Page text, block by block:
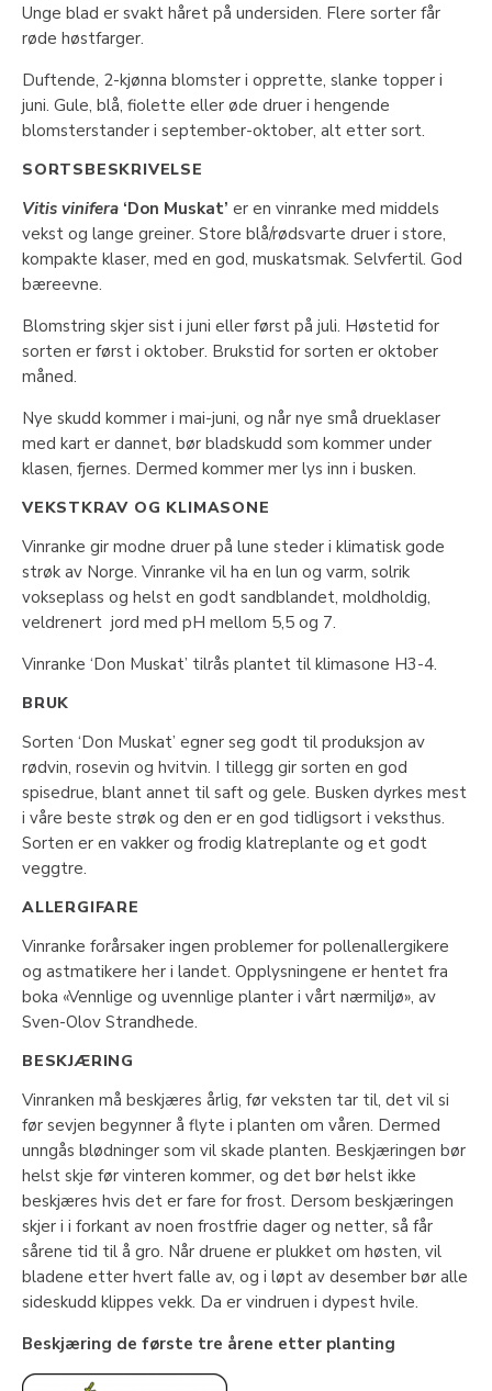
Unge blad er svakt håret på undersiden. Flere sorter får
røde høstfarger.
Duftende, 2-kjønna blomster i opprette, slanke topper i
juni. Gule, blå, fiolette eller øde druer i hengende
blomsterstander i september-oktober, alt etter sort.
SORTSBESKRIVELSE
Vitis vinifera ‘Don Muskat’ er en vinranke med middels
vekst og lange greiner. Store blå/rødsvarte druer i store,
kompakte klaser, med en god, muskatsmak. Selvfertil. God
bæreevne.
Blomstring skjer sist i juni eller først på juli. Høstetid for
sorten er først i oktober. Brukstid for sorten er oktober
måned.
Nye skudd kommer i mai-juni, og når nye små drueklaser
med kart er dannet, bør bladskudd som kommer under
klasen, fjernes. Dermed kommer mer lys inn i busken.
VEKSTKRAV OG KLIMASONE
Vinranke gir modne druer på lune steder i klimatisk gode
strøk av Norge. Vinranke vil ha en lun og varm, solrik
vokseplass og helst en godt sandblandet, moldholdig,
veldrenert jord med pH mellom 5,5 og 7.
Vinranke ‘Don Muskat’ tilrås plantet til klimasone H3-4.
BRUK
Sorten ‘Don Muskat’ egner seg godt til produksjon av
rødvin, rosevin og hvitvin. I tillegg gir sorten en god
spisedrue, blant annet til saft og gele. Busken dyrkes mest
i våre beste strøk og den er en god tidligsort i veksthus.
Sorten er en vakker og frodig klatreplante og et godt
veggtre.
ALLERGIFARE
Vinranke forårsaker ingen problemer for pollenallergikere
og astmatikere her i landet. Opplysningene er hentet fra
boka «Vennlige og uvennlige planter i vårt nærmiljø», av
Sven-Olov Strandhede.
BESKJÆRING
Vinranken må beskjæres årlig, før veksten tar til, det vil si
før sevjen begynner å flyte i planten om våren. Dermed
unngås blødninger som vil skade planten. Beskjæringen bør
helst skje før vinteren kommer, og det bør helst ikke
beskjæres hvis det er fare for frost. Dersom beskjæringen
skjer i i forkant av noen frostfrie dager og netter, så får
sårene tid til å gro. Når druene er plukket om høsten, vil
bladene etter hvert falle av, og i løpt av desember bør alle
sideskudd klippes vekk. Da er vindruen i dypest hvile.
Beskjæring de første tre årene etter planting